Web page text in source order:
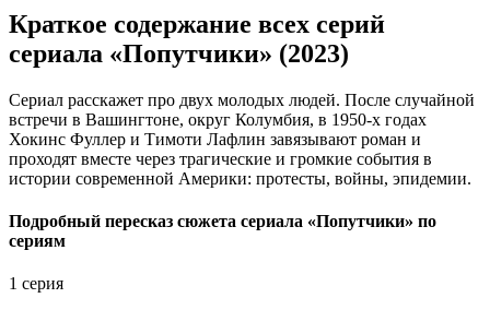
Краткое содержание всех серий
сериала «Попутчики» (2023)
Сериал расскажет про двух молодых людей. После случайной
встречи в Вашингтоне, округ Колумбия, в 1950-х годах
Хокинс Фуллер и Тимоти Лафлин завязывают роман и
проходят вместе через трагические и громкие события в
истории современной Америки: протесты, войны, эпидемии.
Подробный пересказ сюжета сериала «Попутчики» по
сериям
1 серия